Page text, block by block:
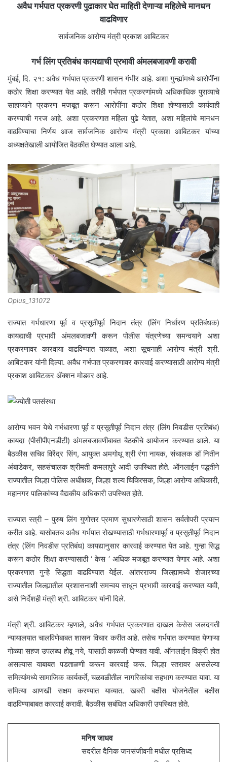
अवैध गर्भपात प्रकरणी पुढाकार घेत माहिती देणाऱ्या महिलेचे मानधन
वाढविणार
सार्वजनिक आरोग्य मंत्री प्रकाश आबिटकर
गर्भ लिंग प्रतिबंध कायद्याची प्रभावी अंमलबजावणी करावी
मुंबई, दि. २१: अवैध गर्भपात प्रकरणी शासन गंभीर आहे. अशा गुन्ह्यांमध्ये आरोपींना
कठोर शिक्षा करण्यात येत आहे. तरीही गर्भपात प्रकरणांमध्ये अधिकाधिक पुराव्याचे
साहाय्याने प्रकरण मजबूत करून आरोपींना कठोर शिक्षा होण्यासाठी कार्यवाही
करण्याची गरज आहे. अशा प्रकरणात महिला पुढे येतात, अशा महिलांचे मानधन
वाढविण्याचा निर्णय आज सार्वजनिक आरोग्य मंत्री प्रकाश आबिटकर यांच्या
अध्यक्षतेखाली आयोजित बैठकीत घेण्यात आला आहे.
Oplus_131072
राज्यात गर्भधारणा पूर्व व प्रसूतीपूर्व निदान तंत्र (लिंग निर्धारण प्रतिबंधक)
कायद्याची प्रभावी अंमलबजावणी करून पोलीस यंत्रणेच्या समन्वयाने अशा
प्रकरणावर कारवाया वाढविण्यात याव्यात, अशा सूचनाही आरोग्य मंत्री श्री.
आबिटकर यांनी दिल्या. अवैध गर्भपात प्रकरणावर कारवाई करण्यासाठी आरोग्य मंत्री
प्रकाश आबिटकर ॲक्शन मोडवर आहे.
आरोग्य भवन येथे गर्भधारणा पूर्व व प्रसूतीपूर्व निदान तंत्र (लिंग निवडीस प्रतिबंध)
कायदा (पीसीपीएनडीटी) अंमलबजावणीबाबत बैठकीचे आयोजन करण्यात आले. या
बैठकीस सचिव विरेंद्र सिंग, आयुक्त अमगोथू श्री रंगा नायक, संचालक डॉ नितीन
अंबाडेकर, सहसंचालक श्रीमती कमलापुरे आदी उपस्थित होते. ऑनलाईन पद्धतीने
राज्यातील जिल्हा पोलिस अधीक्षक, जिल्हा शल्य चिकित्सक, जिल्हा आरोग्य अधिकारी,
महानगर पालिकांच्या वैद्यकीय अधिकारी उपस्थित होते.
राज्यात स्त्री – पुरुष लिंग गुणोत्तर प्रमाण सुधारणेसाठी शासन सर्वतोपरी प्रयत्न
करीत आहे. यासोबतच अवैध गर्भपात रोखण्यासाठी गर्भधारणापूर्व व प्रसूतीपूर्व निदान
तंत्र (लिंग निवडीस प्रतिबंध) कायद्यानुसार कारवाई करण्यात येत आहे. गुन्हा सिद्ध
करून कठोर शिक्षा करण्यासाठी ‘ केस ‘ अधिक मजबूत करण्यात येणार आहे. अशा
प्रकरणात गुन्हे सिद्धता वाढविण्यात येईल. आंतरराज्य जिल्ह्यामध्ये शेजारच्या
राज्यातील जिल्ह्यातील प्रशासनाशी समन्वय साधून प्रभावी कारवाई करण्यात यावी,
असे निर्देशही मंत्री श्री. आबिटकर यांनी दिले.
मंत्री श्री. आबिटकर म्हणाले, अवैध गर्भपात प्रकरणात दाखल केसेस जलदगती
न्यायालयात चालविणेबाबत शासन विचार करीत आहे. तसेच गर्भपात करण्यात येणाऱ्या
गोळ्या सहज उपलब्ध होवू नये, यासाठी काळजी घेण्यात यावी. ऑनलाईन विक्री होत
असल्यास याबाबत पडताळणी करून कारवाई करू. जिल्हा स्तरावर असलेल्या
समित्यांमध्ये सामाजिक कार्यकर्ते, चळवळीतील नागरिकांचा सहभाग करण्यात यावा. या
समित्या आणखी सक्षम करण्यात याव्यात. खबरी बक्षीस योजनेतील बक्षीस
वाढविण्याबाबत कारवाई करावी. बैठकीस सबंधित अधिकारी उपस्थित होते.
मनिष जाधव
सदरील दैनिक जनसंजीवनी मधील प्रसिध्द